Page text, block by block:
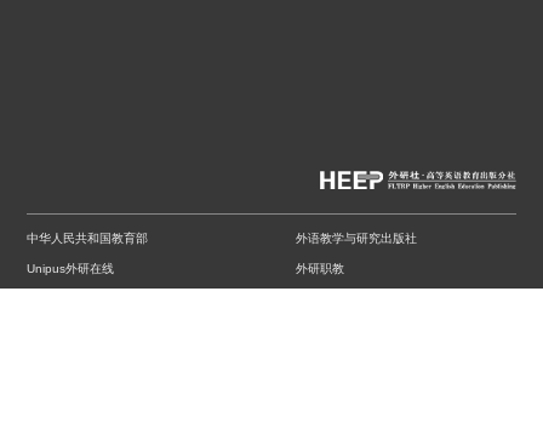
中华人民共和国教育部 外语教学与研究出版社
Unipus外研在线 外研职教